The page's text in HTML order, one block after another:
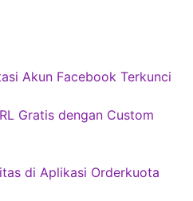
Akun Facebook Terkunci
Gratis dengan Custom
di Aplikasi Orderkuota